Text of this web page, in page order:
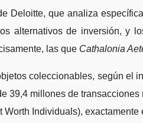
Deloitte, que analiza
alternativos de inversión, y
las que Cathalonia
coleccionables, según el
39,4 millones de
Worth Individuals),